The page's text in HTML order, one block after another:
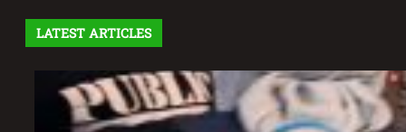
LATEST ARTICLES